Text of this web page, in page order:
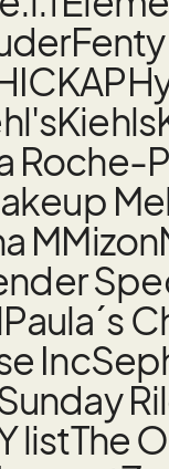
Kiehls
Roche-
MMizon
Paula´s
Inc
listThe